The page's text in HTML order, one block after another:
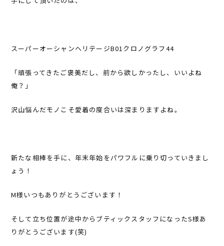
スーパーオーシャンヘリテージB01クロノグラフ44
「頑張ってきたご褒美だし、前から欲しかったし、いいよね
俺？」
沢山悩んだモノこそ愛着の度合いは深まりますよね。
新たな相棒を手に、年末年始をパワフルに乗り切っていきまし
ょう！
M様いつもありがとうございます！
そして立ち位置が途中からブティックスタッフになったS様あ
りがとうございます(笑)